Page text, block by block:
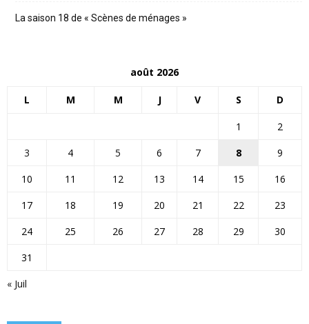
La saison 18 de « Scènes de ménages »
août 2026
L M M J V S D
« Juil
1
2
3
4 5 6 7 8
9
10
11 12 13 14 15
16
17
18 19 20 21 22
23
24
25 26 27 28 29
30
31